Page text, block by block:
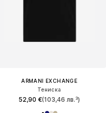
ARMANI EXCHANGE
Тениска
52,90 €(103,46 лв.³)